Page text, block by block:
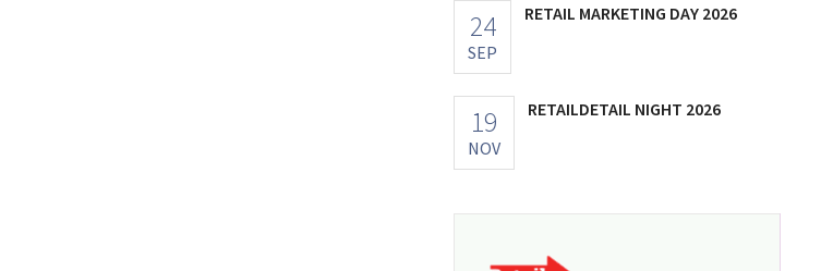
24
SEP
RETAIL MARKETING DAY 2026
19
NOV
RETAILDETAIL NIGHT 2026